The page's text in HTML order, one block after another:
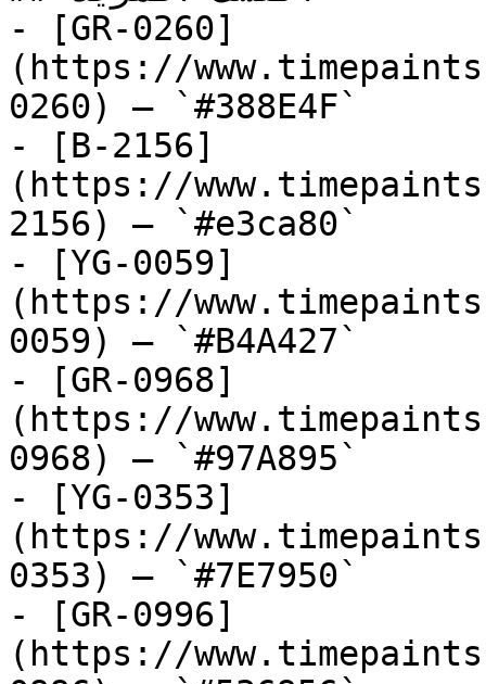
- [GR-0260]
(https://
0260) — `#388E4F`
- [B-2156]
(https://
2156) — `#e3ca80`
- [YG-0059]
(https://
0059) — `#B4A427`
- [GR-0968]
(https://
0968) — `#97A895`
- [YG-0353]
(https://
0353) — `#7E7950`
- [GR-0996]
(https://